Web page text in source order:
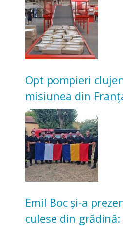
Opt pompieri
misiunea din
incendii de
Emil Boc și-a
culese din